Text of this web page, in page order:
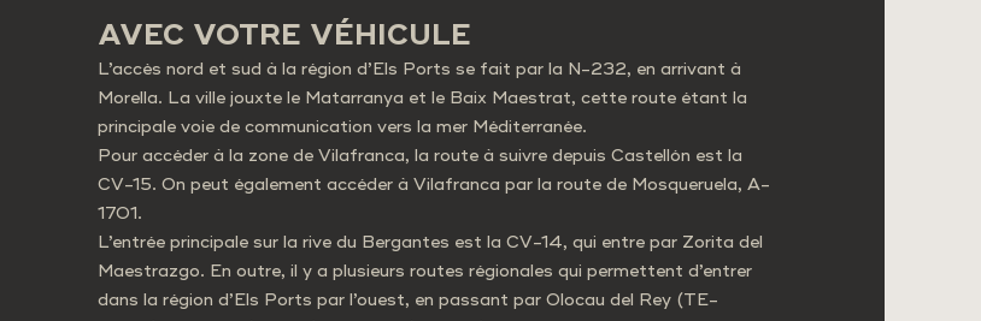
AVEC VOTRE VÉHICULE
L’accès nord et sud à la région d’Els Ports se fait par la N-232, en arrivant à
Morella. La ville jouxte le Matarranya et le Baix Maestrat, cette route étant la
principale voie de communication vers la mer Méditerranée.
Pour accéder à la zone de Vilafranca, la route à suivre depuis Castellón est la
CV-15. On peut également accéder à Vilafranca par la route de Mosqueruela, A-
1701.
L’entrée principale sur la rive du Bergantes est la CV-14, qui entre par Zorita del
Maestrazgo. En outre, il y a plusieurs routes régionales qui permettent d’entrer
dans la région d’Els Ports par l’ouest, en passant par Olocau del Rey (TE-